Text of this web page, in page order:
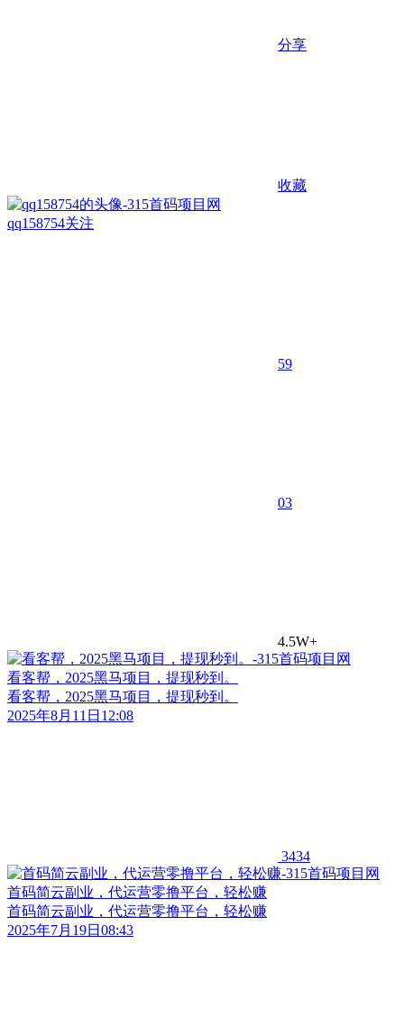
分享
收藏
qq158754关注
59
03
4.5W+
看客帮，2025黑马项目，提现秒到。
看客帮，2025黑马项目，提现秒到。
2025年8月11日12:08
3434
首码简云副业，代运营零撸平台，轻松赚
首码简云副业，代运营零撸平台，轻松赚
2025年7月19日08:43